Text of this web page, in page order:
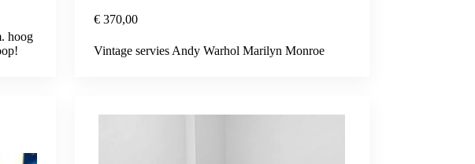
hoog
€370,00
Vintage servies Andy Warhol Marilyn Monroe